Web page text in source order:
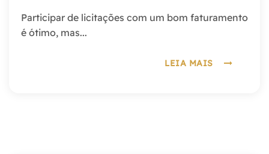
Participar de licitações com um bom faturamento
é ótimo, mas...
LEIA MAIS